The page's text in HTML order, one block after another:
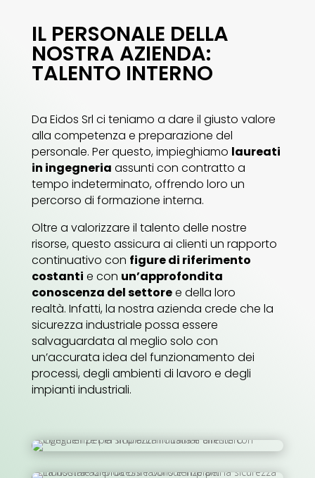
IL PERSONALE DELLA
NOSTRA AZIENDA:
TALENTO INTERNO
Da Eidos Srl ci teniamo a dare il giusto valore
alla competenza e preparazione del
personale. Per questo, impieghiamo laureati
in ingegneria assunti con contratto a
tempo indeterminato, offrendo loro un
percorso di formazione interna.
Oltre a valorizzare il talento delle nostre
risorse, questo assicura ai clienti un rapporto
continuativo con figure di riferimento
costanti e con un’approfondita
conoscenza del settoree della loro
realtà. Infatti, la nostra azienda crede che la
sicurezza industriale possa essere
salvaguardata al meglio solo con
un’accurata idea del funzionamento dei
processi, degli ambienti di lavoro e degli
impianti industriali.